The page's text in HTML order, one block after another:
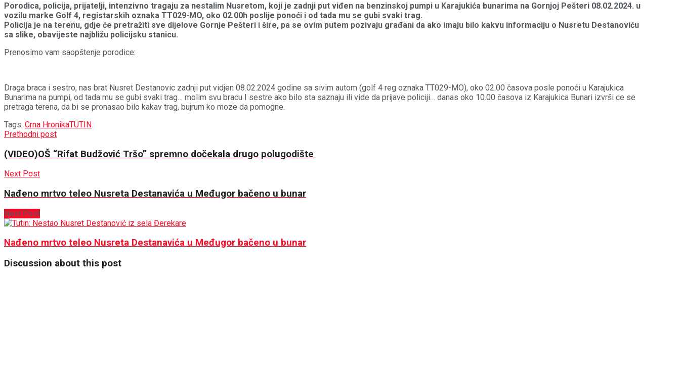
Porodica, policija, prijatelji, intenzivno tragaju za nestalim Nusretom, koji je zadnji put viđen na benzinskoj pumpi u Karajukića bunarima na Gornjoj Pešteri 08.02.2024. u
vozilu marke Golf 4, registarskih oznaka TT029-MO, oko 02.00h poslije ponoći i od tada mu se gubi svaki trag.
Policija je na terenu, gdje će pretražiti sve dijelove Gornje Pešteri i šire, pa se ovim putem pozivaju građani da ako imaju bilo kakvu informaciju o Nusretu Destanoviću
sa slike, obavijeste najbližu policijsku stanicu.
Prenosimo vam saopštenje porodice:
Draga braca i sestro, nas brat Nusret Destanovic zadnji put vidjen 08.02.2024 godine sa sivim autom (golf 4 reg oznaka TT029-MO), oko 02.00 časova posle ponoći u Karajukica
Bunarima na pumpi, od tada mu se gubi svaki trag… molim svu bracu I sestre ako bilo sta saznaju ili vide da prijave policiji… danas oko 10.00 časova iz Karajukica Bunari izvrši ce se
pretraga terena, da bi se pronasao bilo kakav trag, bujrum ko moze da pomogne.
Tags: Crna HronikaTUTIN
Prethodni post
(VIDEO)OŠ “Rifat Budžović Tršo” spremno dočekala drugo polugodište
Next Post
Nađeno mrtvo teleo Nusreta Destanavića u Međugor bačeno u bunar
Next Post
Nađeno mrtvo teleo Nusreta Destanavića u Međugor bačeno u bunar
Discussion about this post